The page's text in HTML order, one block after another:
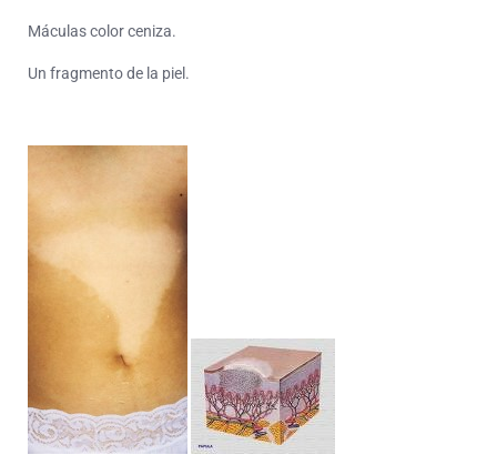
Máculas color ceniza.
Un fragmentode la piel.